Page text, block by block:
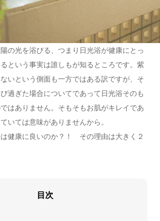
の光を浴びる、つまり日光浴が健康にとっ
という事実は誰しもが知るところです。紫
いという側面も一方ではある訳ですが、そ
過ぎた場合についてであって日光浴そのも
はありません。そもそもお肌がキレイであ
いては意味がありませんから。
健康に良いのか？！ その理由は大きく２
目次